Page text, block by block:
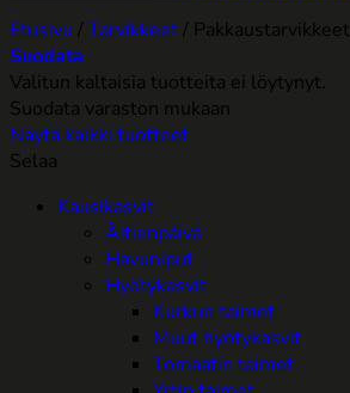
Etusivu / Tarvikkeet/ Pakkaustarvikkeet
Suodata
Valitun kaltaisia tuotteita ei löytynyt.
Suodata varaston mukaan
Näytä kaikki tuotteet
Selaa
Kausikasvit
Äitienpäivä
Havuniput
Hyötykasvit
Kurkun taimet
Muut hyötykasvit
Tomaatin taimet